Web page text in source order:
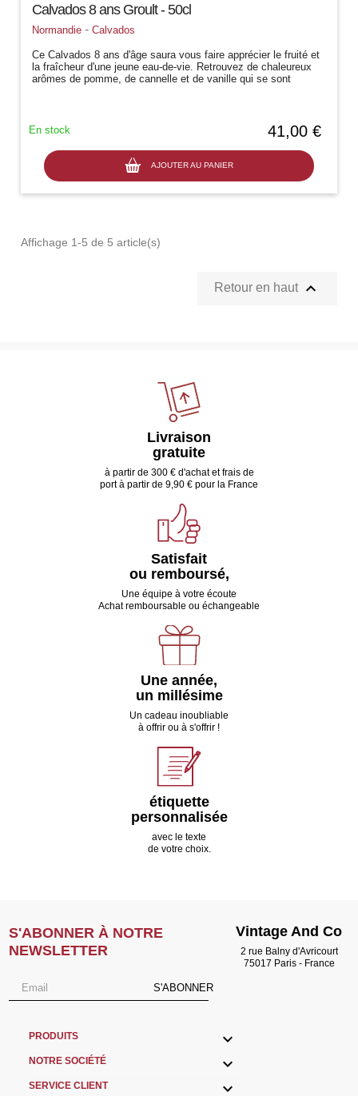
Calvados 8 ans Groult - 50cl
Normandie -Calvados
Ce Calvados 8 ans d'âge saura vous faire apprécier le fruité et
la fraîcheur d'une jeune eau-de-vie. Retrouvez de chaleureux
arômes de pomme, de cannelle et de vanille qui se sont
41,00 €
AJOUTER AU PANIER
En stock
Affichage 1-5 de 5 article(s)
Retour en haut 
Livraison
gratuite
à partir de 300 € d'achat et frais de
port à partir de 9,90 € pour la France
Satisfait
ou remboursé,
Une équipe à votre écoute
Achat remboursable ou échangeable
Une année,
un millésime
Un cadeau inoubliable
à offrir ou à s'offrir !
étiquette
personnalisée
avec le texte
de votre choix.
S'ABONNER À NOTRE
NEWSLETTER
S'ABONNER
PRODUITS 
NOTRE SOCIÉTÉ 
SERVICE CLIENT 
Vintage And Co
2 rue Balny d'Avricourt
75017 Paris - France